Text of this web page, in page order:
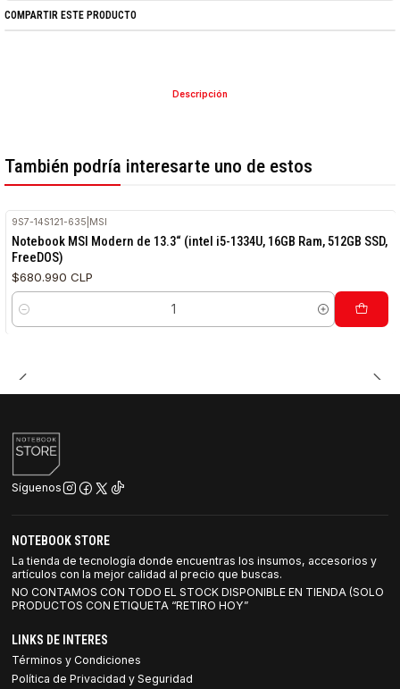
COMPARTIR ESTE PRODUCTO
Descripción
También podría interesarte uno de estos
9S7-14S121-635 MSI
Notebook MSI Modern de 13.3“ (intel i5-1334U, 16GB Ram, 512GB SSD,
FreeDOS)
$680.990 CLP
Cantidad
Síguenos
NOTEBOOK STORE
La tienda de tecnología donde encuentras los insumos, accesorios y
artículos con la mejor calidad al precio que buscas.
NO CONTAMOS CON TODO EL STOCK DISPONIBLE EN TIENDA (SOLO
PRODUCTOS CON ETIQUETA “RETIRO HOY”
LINKS DE INTERES
Términos y Condiciones
Política de Privacidad y Seguridad